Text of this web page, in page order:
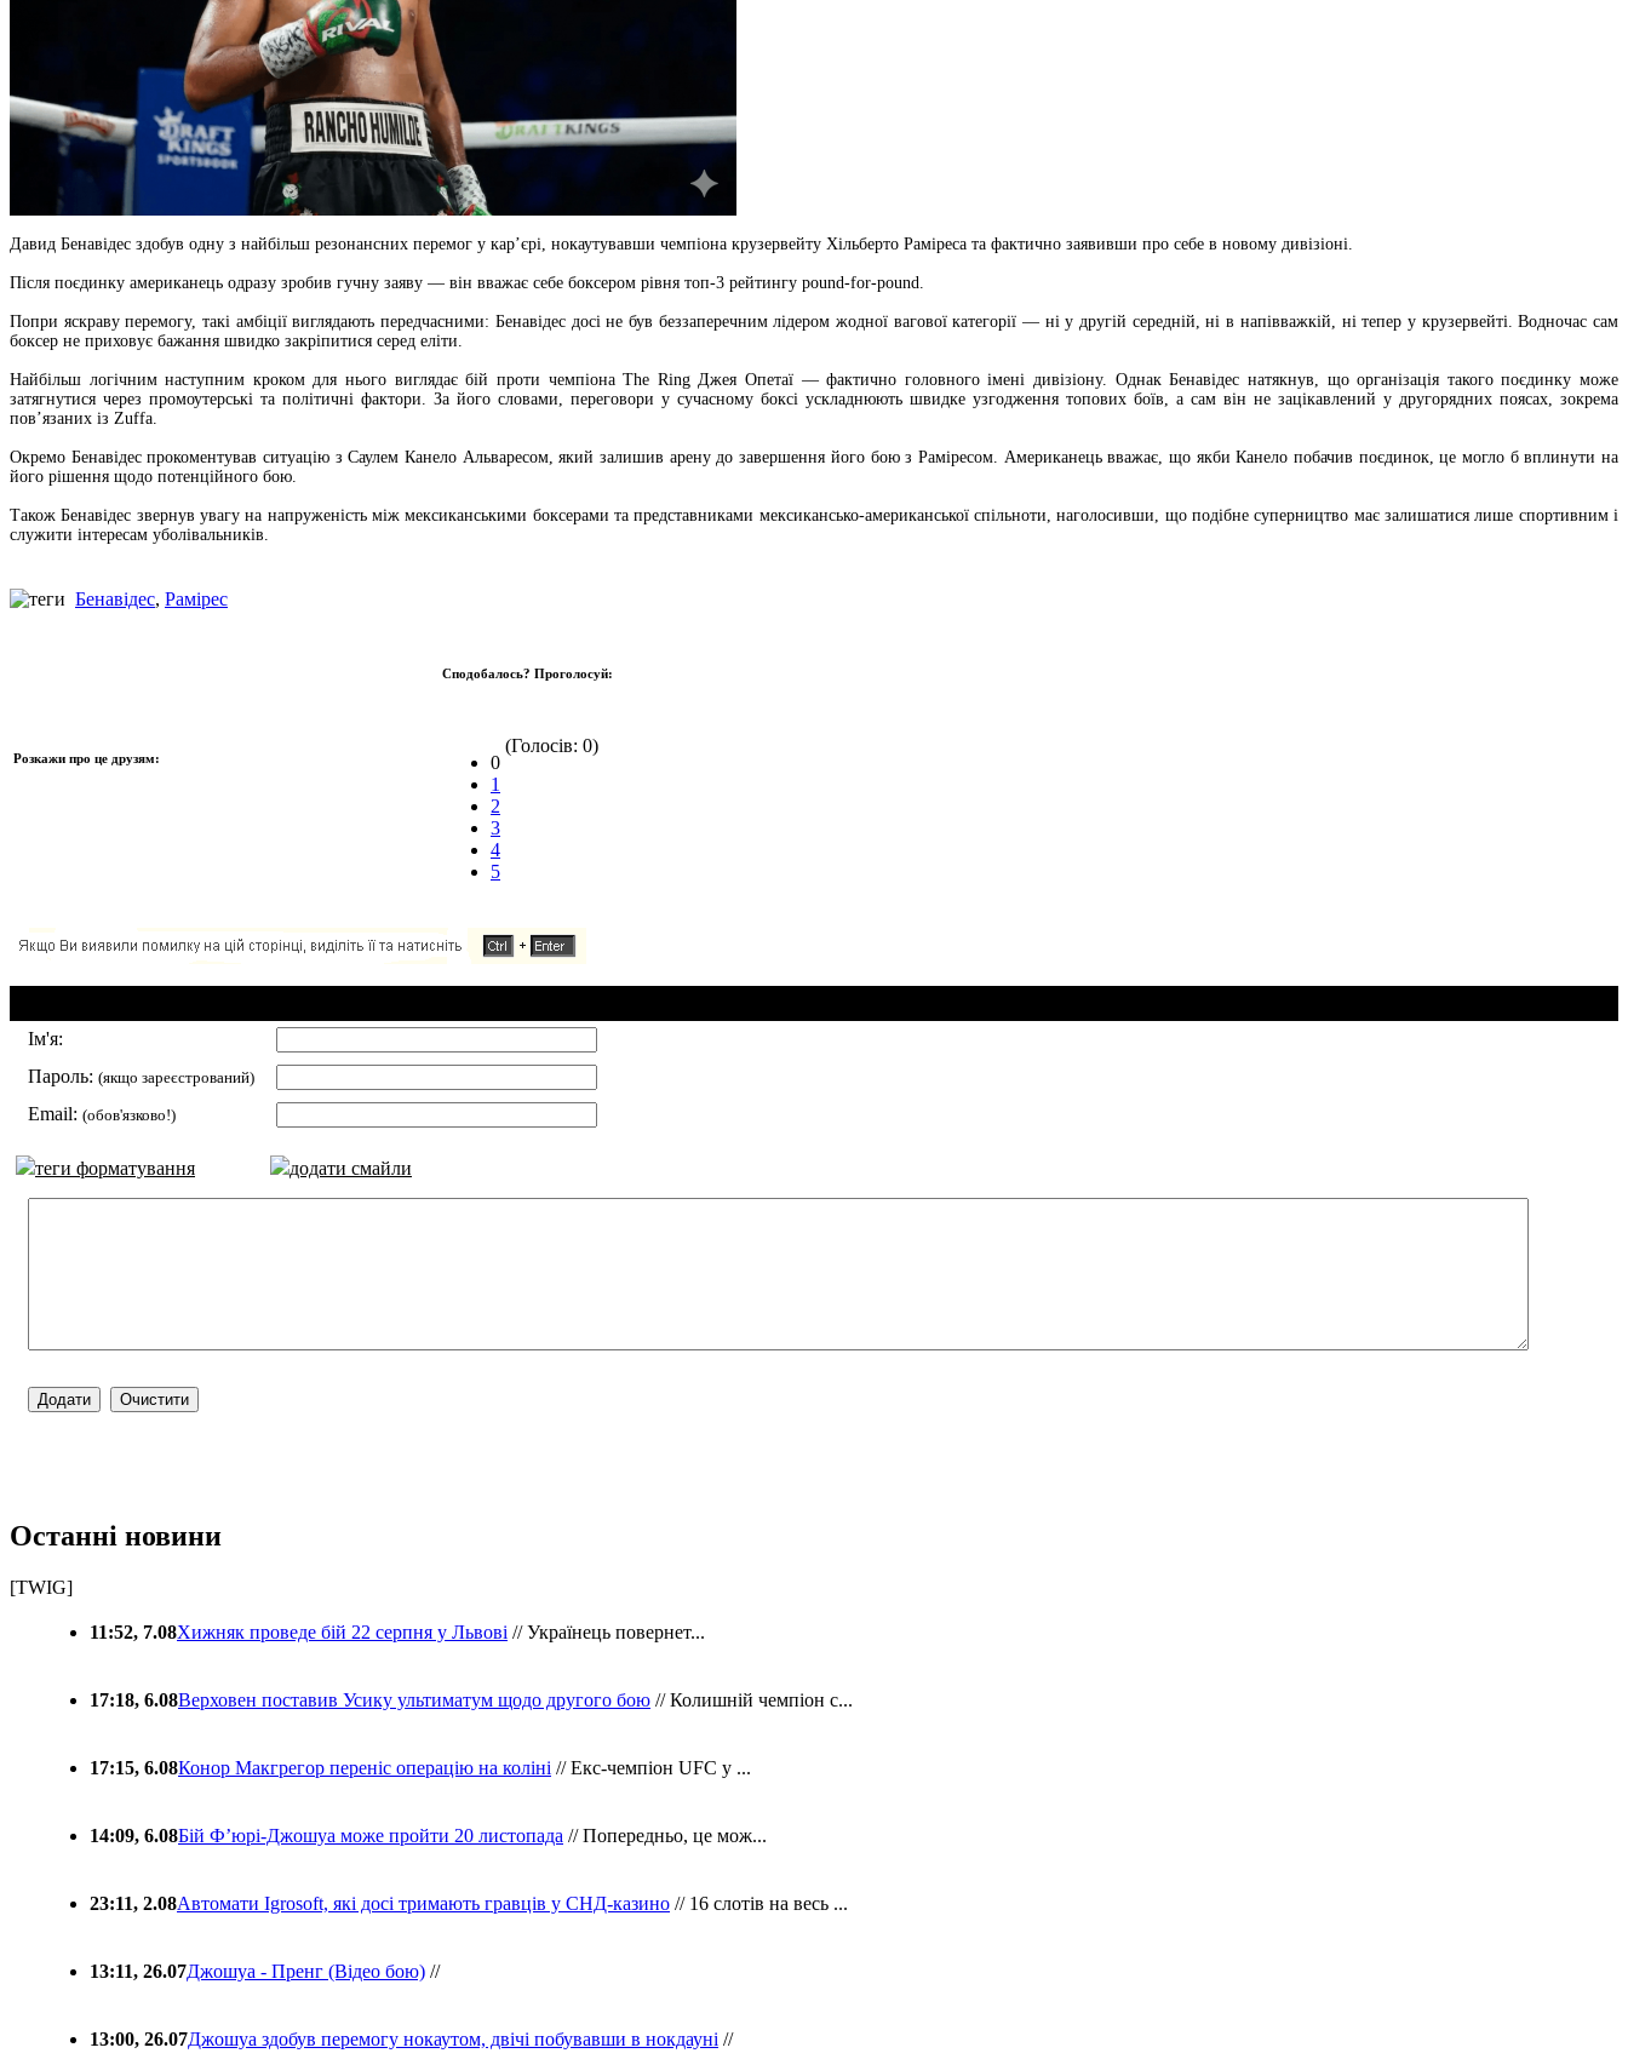
Давид Бенавідес здобув одну з найбільш резонансних перемог у кар’єрі, нокаутувавши чемпіона крузервейту Хільберто Раміреса та фактично заявивши про себе в новому дивізіоні.
Після поєдинку американець одразу зробив гучну заяву — він вважає себе боксером рівня топ-3 рейтингу pound-for-pound.
Попри яскраву перемогу, такі амбіції виглядають передчасними: Бенавідес досі не був беззаперечним лідером жодної вагової категорії — ні у другій середній, ні в напівважкій, ні тепер у крузервейті. Водночас сам
боксер не приховує бажання швидко закріпитися серед еліти.
Найбільш логічним наступним кроком для нього виглядає бій проти чемпіона The Ring Джея Опетаї — фактично головного імені дивізіону. Однак Бенавідес натякнув, що організація такого поєдинку може
затягнутися через промоутерські та політичні фактори. За його словами, переговори у сучасному боксі ускладнюють швидке узгодження топових боїв, а сам він не зацікавлений у другорядних поясах, зокрема
пов’язаних із Zuffa.
Окремо Бенавідес прокоментував ситуацію з Саулем Канело Альваресом, який залишив арену до завершення його бою з Раміресом. Американець вважає, що якби Канело побачив поєдинок, це могло б вплинути на
його рішення щодо потенційного бою.
Також Бенавідес звернув увагу на напруженість між мексиканськими боксерами та представниками мексикансько-американської спільноти, наголосивши, що подібне суперництво має залишатися лише спортивним і
служити інтересам уболівальників.
Бенавідес, Рамірес
Розкажи про це друзям:
Сподобалось? Проголосуй:
0
1
2
3
4
5
(Голосів: 0)
Ім'я:
Пароль: (якщо зареєстрований)
Email: (обов'язково!)
теги форматування додати смайли
Останні новини
[TWIG]
11:52, 7.08Хижняк проведе бій 22 серпня у Львові // Українець повернет...
17:18, 6.08Верховен поставив Усику ультиматум щодо другого бою // Колишній чемпіон с...
17:15, 6.08Конор Макгрегор переніс операцію на коліні // Екс-чемпіон UFC у ...
14:09, 6.08Бій Ф’юрі-Джошуа може пройти 20 листопада // Попередньо, це мож...
23:11, 2.08Автомати Igrosoft, які досі тримають гравців у СНД-казино // 16 слотів на весь ...
13:11, 26.07Джошуа - Пренг (Відео бою) //
13:00, 26.07Джошуа здобув перемогу нокаутом, двічі побувавши в нокдауні //